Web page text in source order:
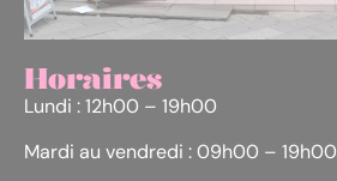
Horaires
Lundi : 12h00 – 19h00
Mardi au vendredi : 09h00 – 19h00